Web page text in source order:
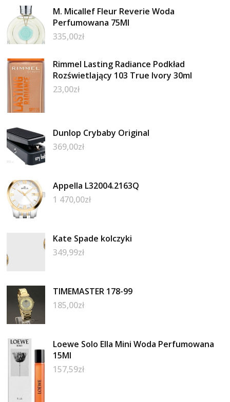
M. Micallef Fleur Reverie Woda
Perfumowana 75Ml
335,00zł
Rimmel Lasting Radiance Podkład
Rozświetlający 103 True Ivory 30ml
23,00zł
Dunlop Crybaby Original
369,00zł
Appella L32004.2163Q
1 470,00zł
Kate Spade kolczyki
349,99zł
TIMEMASTER 178-99
185,00zł
Loewe Solo Ella Mini Woda Perfumowana
15Ml
157,59zł